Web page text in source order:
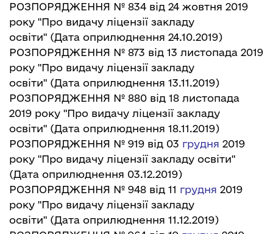
РОЗПОРЯДЖЕННЯ № 834 від 24 жовтня 2019
року "Про видачу ліцензії закладу
освіти" (Дата оприлюднення 24.10.2019)
РОЗПОРЯДЖЕННЯ № 873 від 13 листопада 2019
року "Про видачу ліцензії закладу
освіти" (Дата оприлюднення 13.11.2019)
РОЗПОРЯДЖЕННЯ № 880 від 18 листопада
2019 року "Про видачу ліцензії закладу
освіти" (Дата оприлюднення 18.11.2019)
РОЗПОРЯДЖЕННЯ № 919 від 03 грудня 2019
року "Про видачу ліцензії закладу освіти"
(Дата оприлюднення 03.12.2019)
РОЗПОРЯДЖЕННЯ № 948 від 11 грудня 2019
року "Про видачу ліцензії закладу
освіти" (Дата оприлюднення 11.12.2019)